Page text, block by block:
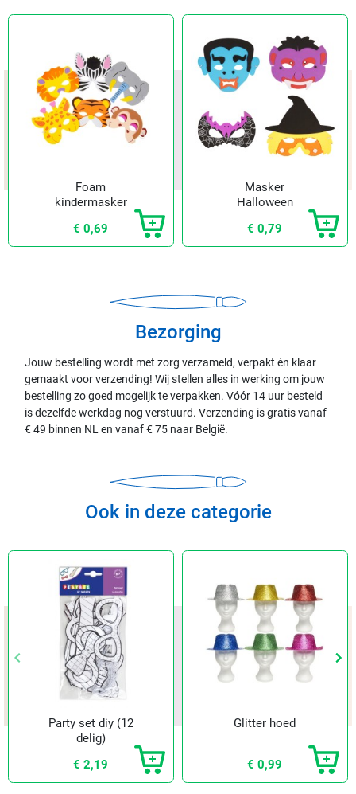
Vorige
keyboard_arrow_left keyboard_arrow_right
Foam
kindermasker
€ 0,69
Masker
Halloween
€ 0,79
Bezorging
Jouw bestelling wordt met zorg verzameld, verpakt én klaar
gemaakt voor verzending! Wij stellen alles in werking om jouw
bestelling zo goed mogelijk te verpakken. Vóór 14 uur besteld
is dezelfde werkdag nog verstuurd. Verzending is gratis vanaf
€ 49 binnen NL en vanaf € 75 naar België.
Ook in deze categorie
Vorige
keyboard_arrow_left keyboard_arrow_right
Party set diy (12
delig)
€ 2,19
Glitter hoed
€ 0,99